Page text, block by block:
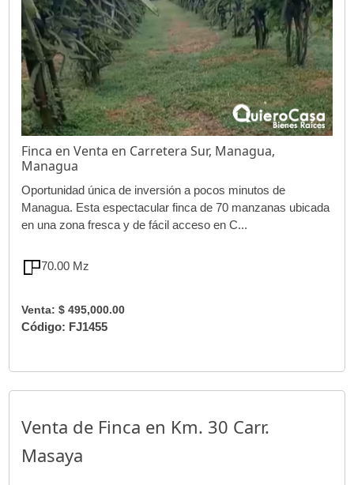
Finca en Venta en Carretera Sur, Managua,
Managua
Oportunidad única de inversión a pocos minutos de
Managua. Esta espectacular finca de 70 manzanas ubicada
en una zona fresca y de fácil acceso en C...
70.00 Mz
Venta: $ 495,000.00
Código: FJ1455
Venta de Finca en Km. 30 Carr.
Masaya